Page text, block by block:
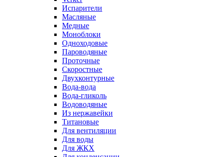
Испарители
Масляные
Медные
Моноблоки
Одноходовые
Пароводяные
Проточные
Скоростные
Двухконтурные
Вода-вода
Вода-гликоль
Водоводяные
Из нержавейки
Титановые
Для вентиляции
Для воды
Для ЖКХ